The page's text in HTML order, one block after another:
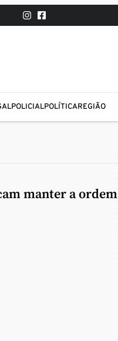
POLICIALPOLÍTICAREGIÃO
manter a ordem